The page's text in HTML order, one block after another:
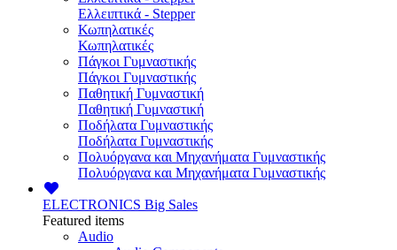
Ελλειπτικά - Stepper
Κωπηλατικές
Κωπηλατικές
Πάγκοι Γυμναστικής
Πάγκοι Γυμναστικής
Παθητική Γυμναστική
Παθητική Γυμναστική
Ποδήλατα Γυμναστικής
Ποδήλατα Γυμναστικής
Πολυόργανα και Μηχανήματα Γυμναστικής
Πολυόργανα και Μηχανήματα Γυμναστικής
ELECTRONICS Big Sales
Featured items
Audio